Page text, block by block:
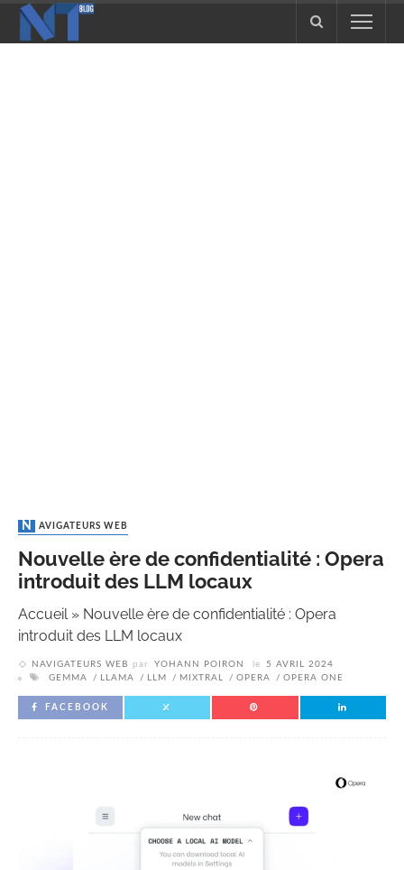
NAVIGATEURS WEB
Nouvelle ère de confidentialité : Opera
introduit des LLM locaux
Accueil» Nouvelle ère de confidentialité : Opera
introduit des LLM locaux
NAVIGATEURS WEB par YOHANN POIRON le
5 AVRIL 2024
GEMMA
LLAMA LLM MIXTRAL OPERA OPERA ONE
FACEBOOK